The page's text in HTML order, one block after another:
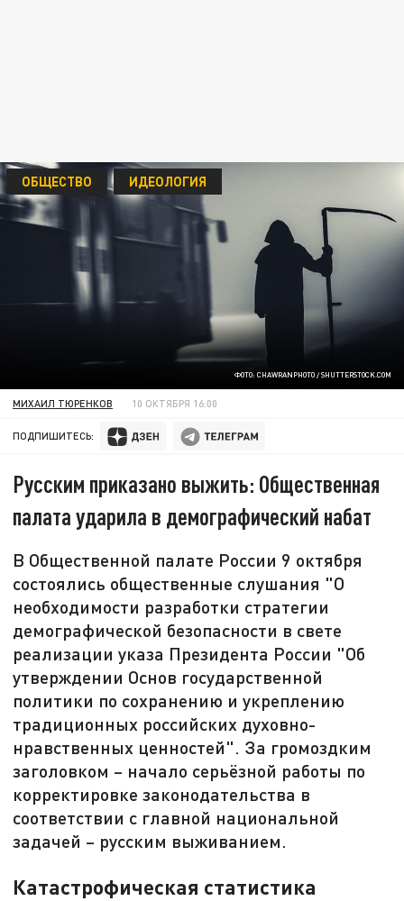
ФОТО: CHAWRANPHOTO / SHUTTERSTOCK.COM
ОБЩЕСТВО ИДЕОЛОГИЯ
МИХАИЛ ТЮРЕНКОВ 10 ОКТЯБРЯ 16:00
ПОДПИШИТЕСЬ:
Русским приказано выжить: Общественная
палата ударила в демографический набат
В Общественной палате России 9 октября
состоялись общественные слушания "О
необходимости разработки стратегии
демографической безопасности в свете
реализации указа Президента России "Об
утверждении Основ государственной
политики по сохранению и укреплению
традиционных российских духовно-
нравственных ценностей". За громоздким
заголовком – начало серьёзной работы по
корректировке законодательства в
соответствии с главной национальной
задачей – русским выживанием.
Катастрофическая статистика